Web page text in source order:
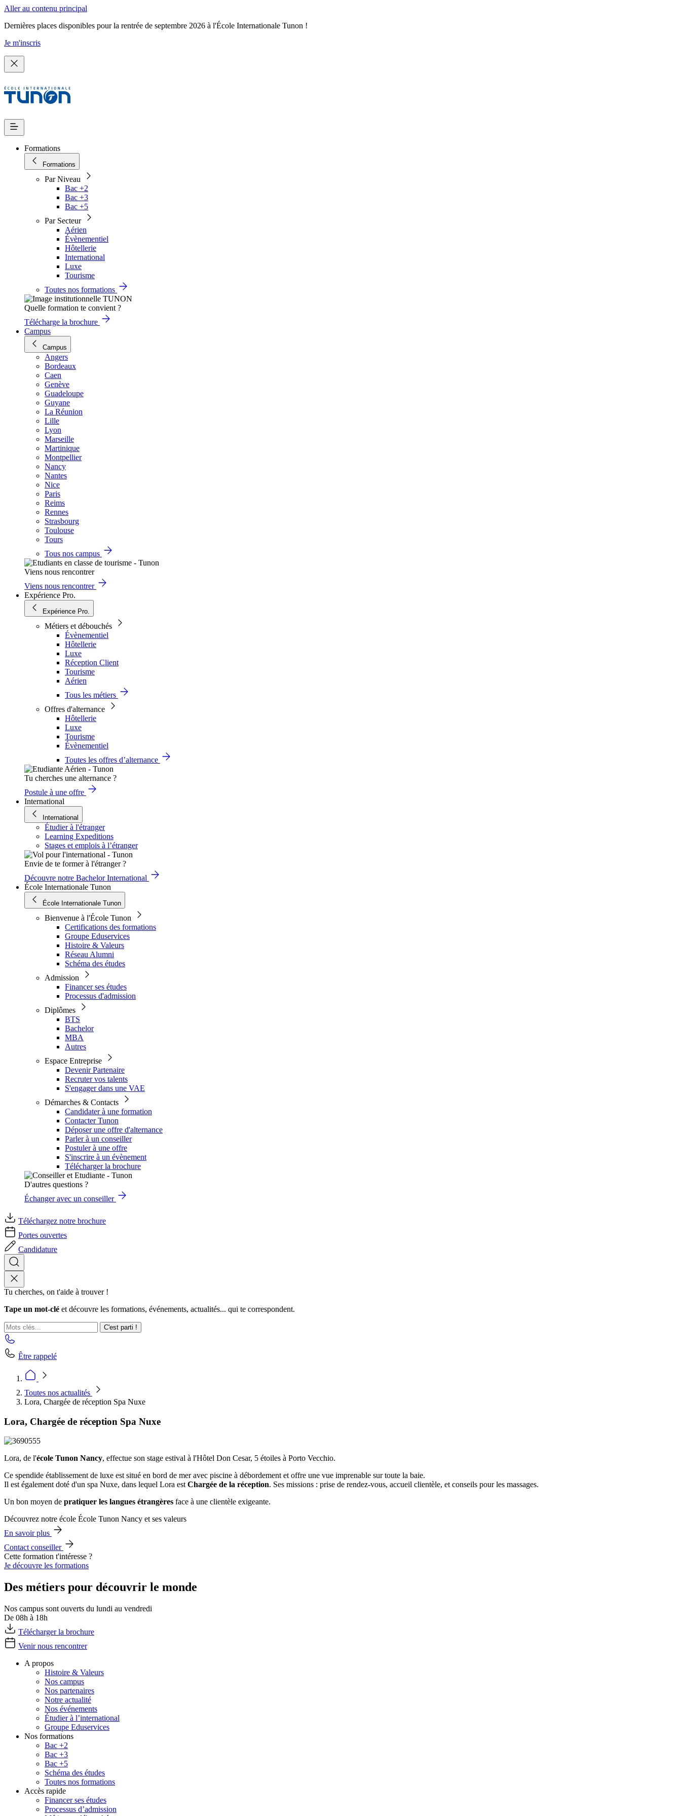
Aller au contenu principal
Dernières places disponibles pour la rentrée de septembre 2026 à l'École Internationale Tunon !
Je m'inscris
Formations
Formations
Par Niveau
Bac +2
Bac +3
Bac +5
Par Secteur
Aérien
Évènementiel
Hôtellerie
International
Luxe
Tourisme
Toutes nos formations
Quelle formation te convient ?
Télécharge la brochure
Campus
Campus
Angers
Bordeaux
Caen
Genève
Guadeloupe
Guyane
La Réunion
Lille
Lyon
Marseille
Martinique
Montpellier
Nancy
Nantes
Nice
Paris
Reims
Rennes
Strasbourg
Toulouse
Tours
Tous nos campus
Viens nous rencontrer
Viens nous rencontrer
Expérience Pro.
Expérience Pro.
Métiers et débouchés
Évènementiel
Hôtellerie
Luxe
Réception Client
Tourisme
Aérien
Tous les métiers
Offres d'alternance
Hôtellerie
Luxe
Tourisme
Évènementiel
Toutes les offres d’alternance
Tu cherches une alternance ?
Postule à une offre
International
International
Étudier à l'étranger
Learning Expeditions
Stages et emplois à l’étranger
Envie de te former à l'étranger ?
Découvre notre Bachelor International
École Internationale Tunon
École Internationale Tunon
Bienvenue à l'École Tunon
Certifications des formations
Groupe Eduservices
Histoire & Valeurs
Réseau Alumni
Schéma des études
Admission
Financer ses études
Processus d'admission
Diplômes
BTS
Bachelor
MBA
Autres
Espace Entreprise
Devenir Partenaire
Recruter vos talents
S'engager dans une VAE
Démarches & Contacts
Candidater à une formation
Contacter Tunon
Déposer une offre d'alternance
Parler à un conseiller
Postuler à une offre
S'inscrire à un évènement
Télécharger la brochure
D'autres questions ?
Échanger avec un conseiller
Téléchargez notre brochure
Portes ouvertes
Candidature
Tu cherches, on t'aide à trouver !
Tape un mot-clé et découvre les formations, événements, actualités... qui te correspondent.
C'est parti !
Être rappelé
Toutes nos actualités
Lora, Chargée de réception Spa Nuxe
Lora, Chargée de réception Spa Nuxe
Lora, de l'école Tunon Nancy, effectue son stage estival à l'Hôtel Don Cesar, 5 étoiles à Porto Vecchio.
Ce spendide établissement de luxe est situé en bord de mer avec piscine à débordement et offre une vue imprenable sur toute la baie.
Il est également doté d'un spa Nuxe, dans lequel Lora estChargée de la réception. Ses missions : prise de rendez-vous, accueil clientèle, et conseils pour les massages.
Un bon moyen de pratiquer les langues étrangères face à une clientèle exigeante.
Découvrez notre école École Tunon Nancy et ses valeurs
En savoir plus
Contact conseiller
Cette formation t'intéresse ?
Je découvre les formations
Des métiers pour découvrir le monde
Nos campus sont ouverts du lundi au vendredi
De 08h à 18h
Télécharger la brochure
Venir nous rencontrer
A propos
Histoire & Valeurs
Nos campus
Nos partenaires
Notre actualité
Nos événements
Étudier à l’international
Groupe Eduservices
Nos formations
Bac +2
Bac +3
Bac +5
Schéma des études
Toutes nos formations
Accès rapide
Financer ses études
Processus d’admission